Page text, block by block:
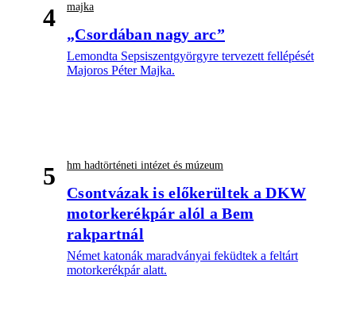
4 majka
„Csordában nagy arc”
Lemondta Sepsiszentgyörgyre tervezett fellépését
Majoros Péter Majka.
5 hm hadtörténeti intézet és múzeum
Csontvázak is előkerültek a DKW
motorkerékpár alól a Bem
rakpartnál
Német katonák maradványai feküdtek a feltárt
motorkerékpár alatt.